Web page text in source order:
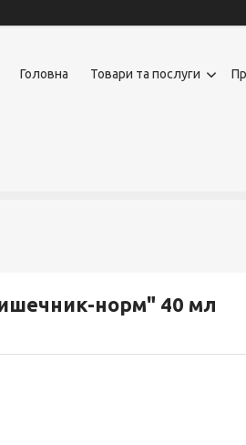
Головна Товари та послуги
норм" 40 мл